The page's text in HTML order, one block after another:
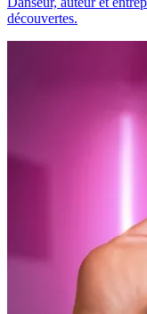
découvertes.